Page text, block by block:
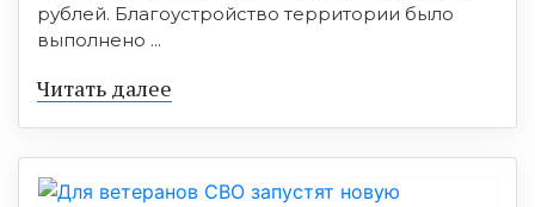
рублей. Благоустройство территории было
выполнено ...
Читать далее